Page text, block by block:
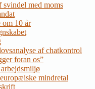
med moms
om 10 år
af chatkontrol
foran os”
mindretal